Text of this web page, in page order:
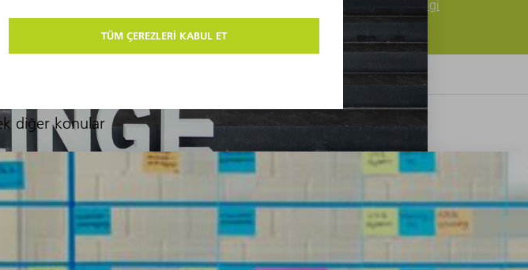
destekliyor. "JOBLINGE meets TRUMPF – together for diversity"
gençler TRUMPF'u tanıyor ve Almanya'daki çalışma kültürü hakkında
Ayrıntılı bilgi
diğer konular